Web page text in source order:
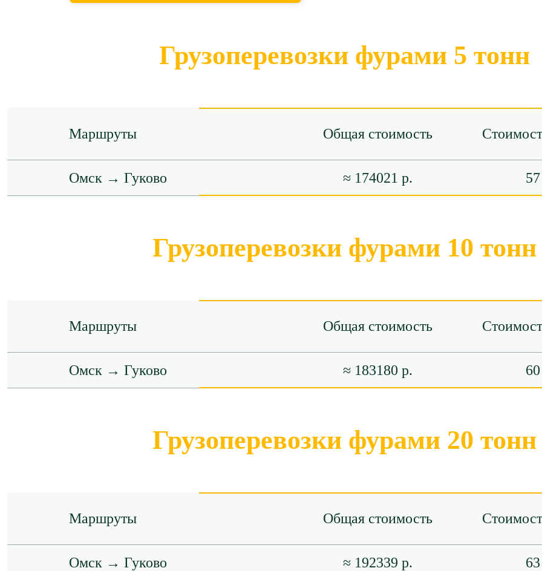
Грузоперевозки фурами 5 тонн
Маршруты Общая стоимость
Омск → Гуково ≈ 174021 р.
Грузоперевозки фурами 10 тонн
Маршруты Общая стоимость
Омск → Гуково ≈ 183180 р.
Грузоперевозки фурами 20 тонн
Маршруты Общая стоимость
Омск → Гуково ≈ 192339 р.